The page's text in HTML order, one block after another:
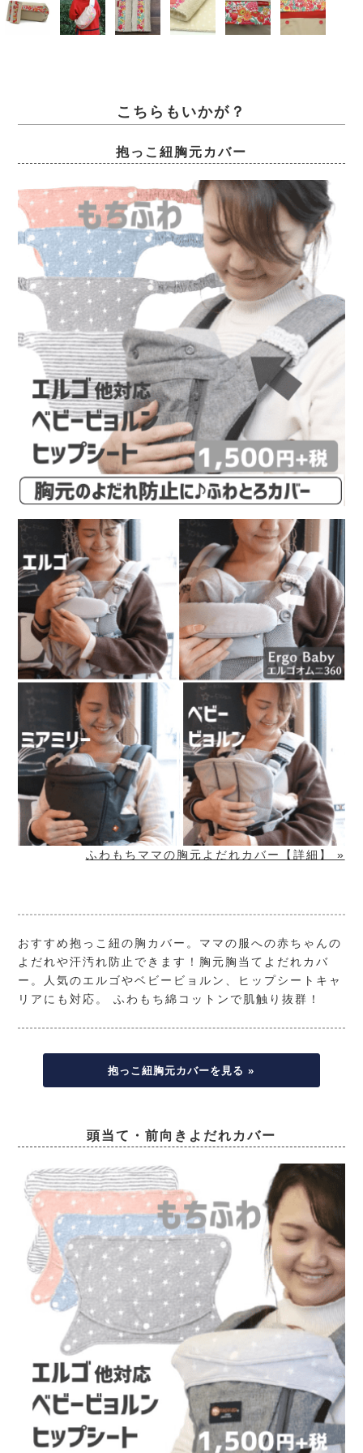
こちらもいかが？
抱っこ紐胸元カバー
ふわもちママの胸元よだれカバー【詳細】 »
おすすめ抱っこ紐の胸カバー。ママの服への赤ちゃんの
よだれや汗汚れ防止できます！胸元胸当てよだれカバ
ー。人気のエルゴやベビービョルン、ヒップシートキャ
リアにも対応。 ふわもち綿コットンで肌触り抜群！
抱っこ紐胸元カバーを見る »
頭当て・前向きよだれカバー